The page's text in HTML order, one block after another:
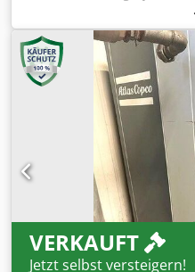
108,gebraucht, geringe
funktionsfähig,
Aeiorf
VERKAUFT
Jetzt selbst versteigern!